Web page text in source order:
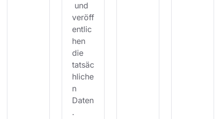
und
veröff
entlic
hen
die
tatsäc
hliche
n
Daten
.